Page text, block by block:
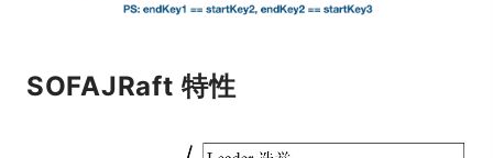
SOFAJRaft 特性